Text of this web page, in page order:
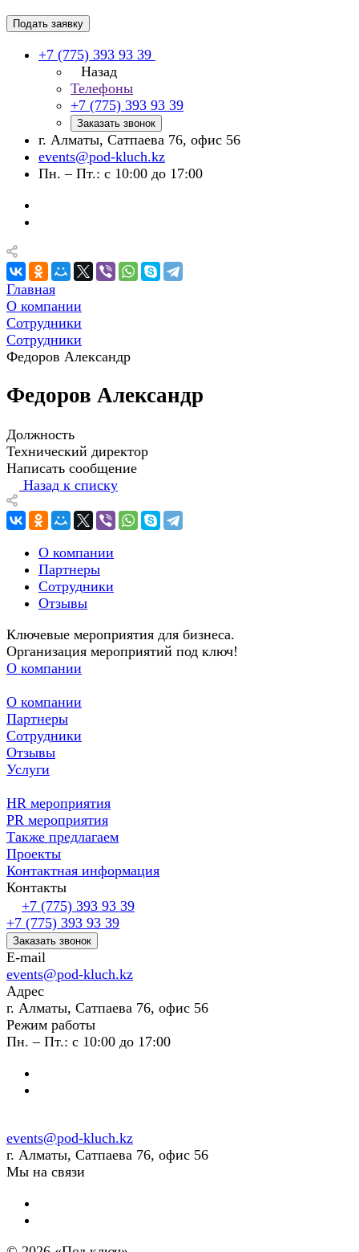
Подать заявку
+7 (775) 393 93 39
Назад
Телефоны
+7 (775) 393 93 39
Заказать звонок
г. Алматы, Сатпаева 76, офис 56
events@pod-kluch.kz
Пн. – Пт.: с 10:00 до 17:00
Главная
О компании
Сотрудники
Сотрудники
Федоров Александр
Федоров Александр
Должность
Технический директор
Написать сообщение
Назад к списку
О компании
Партнеры
Сотрудники
Отзывы
Ключевые мероприятия для бизнеса.
Организация мероприятий под ключ!
О компании
О компании
Партнеры
Сотрудники
Отзывы
Услуги
HR мероприятия
PR мероприятия
Также предлагаем
Проекты
Контактная информация
Контакты
+7 (775) 393 93 39
+7 (775) 393 93 39
Заказать звонок
E-mail
events@pod-kluch.kz
Адрес
г. Алматы, Сатпаева 76, офис 56
Режим работы
Пн. – Пт.: с 10:00 до 17:00
events@pod-kluch.kz
г. Алматы, Сатпаева 76, офис 56
Мы на связи